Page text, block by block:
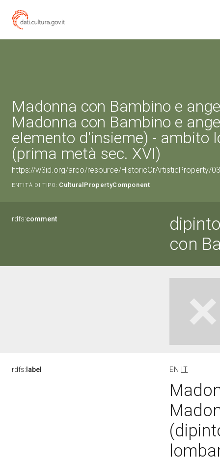
Madonna con Bambino e
Madonna con Bambino e
elemento d'insieme) - ambito
(prima metà sec. XVI)
https://w3id.org/arco/resource/HistoricOrArtisticProperty/
ENTITÀ DI TIPO: CulturalPropertyComponent
rdfs:comment
con
rdfs: label EN IT